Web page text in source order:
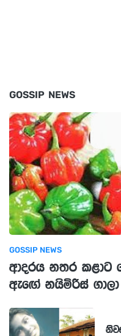
GOSSIP NEWS
GOSSIP NEWS
ආදරය නතර කළාට
ඇඟේ නයිමිරිස් ගාලා